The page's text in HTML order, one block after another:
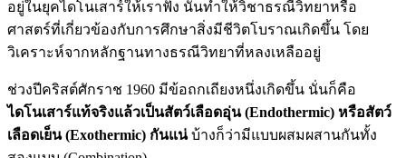
อยู่ในยุคไดโนเสาร์ให้เราฟัง นั่นทำให้วิชาธรณีวิทยาหรือ
ศาสตร์ที่เกี่ยวข้องกับการศึกษาสิ่งมีชีวิตโบราณเกิดขึ้น โดย
วิเคราะห์จากหลักฐานทางธรณีวิทยาที่หลงเหลืออยู่
ช่วงปีคริสต์ศักราช 1960 มีข้อถกเถียงหนึ่งเกิดขึ้น นั่นก็คือ
ไดโนเสาร์แท้จริงแล้วเป็นสัตว์เลือดอุ่น (Endothermic) หรือสัตว์
เลือดเย็น (Exothermic) กันแน่บ้างก็ว่ามีแบบผสมผสานกันทั้ง